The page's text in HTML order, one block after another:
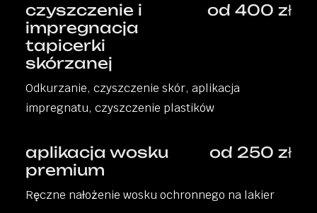
czyszczenie i
impregnacja
tapicerki
skórzanej
od 400 zł
Odkurzanie, czyszczenie skór, aplikacja
impregnatu, czyszczenie plastików
aplikacja wosku
premium
od 250 zł
Ręczne nałożenie wosku ochronnego na lakier